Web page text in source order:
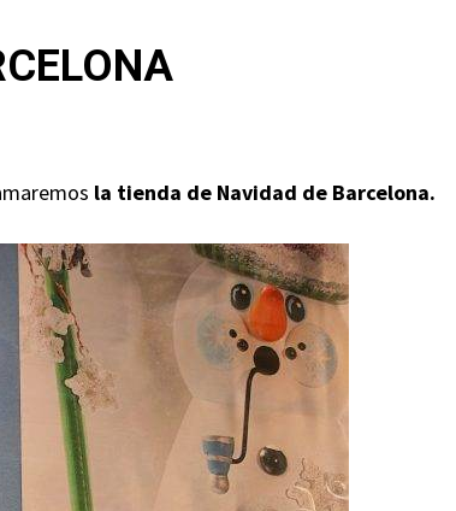
la tienda de Navidad de Barcelona.